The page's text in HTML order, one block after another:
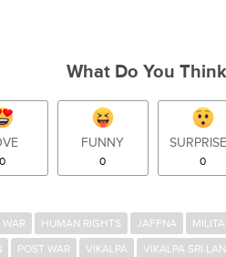
What Do You
0
FUNNY
0 0
HUMAN RIGHTS JAFFNA
POST WAR VIKALPA VIKALPA SRI